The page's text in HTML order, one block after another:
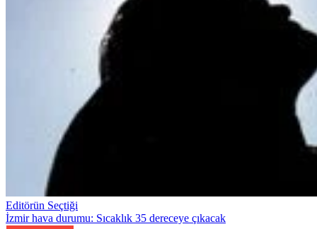
Editörün Seçtiği
İzmir hava durumu: Sıcaklık 35 dereceye çıkacak